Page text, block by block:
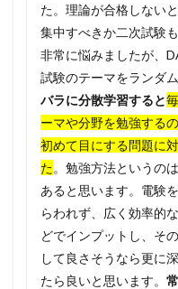
た。理論が合格しない
集中すべきか二次試験
非常に悩みましたが、
試験のテーマをランダ
バラに分散学習すると
ーマや分野を勉強する
初めて目にする問題に
た。勉強方法というの
あると思います。電験
らわれず、広く効率的
どでインプットし、そ
して良さそうなら更に
たら良いと思います。